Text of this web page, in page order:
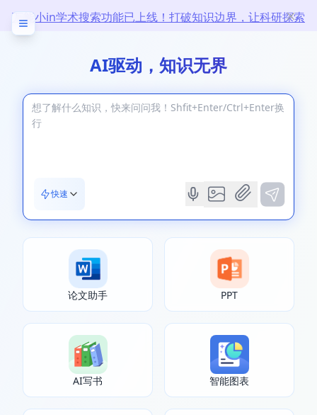
万能小in学术搜索功能已上线！打破知识边界，让科研探索
AI驱动，知识无界
快速
论文助手 PPT
AI写书 智能图表